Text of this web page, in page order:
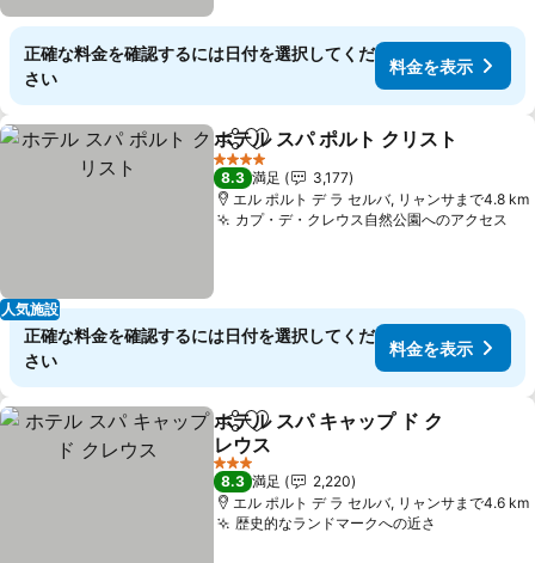
正確な料金を確認するには日付を選択してくだ
さい
料金を表示
人気施設
シェアお気に入りに追加
ホテル スパ ポルト クリスト
4 ホテルのランク
8.3 満足
3,177
エル ポルト デ ラ セルバ, リャンサまで4.8 km
カプ・デ・クレウス自然公園へのアクセス
正確な料金を確認するには日付を選択してくだ
さい
料金を表示
シェアお気に入りに追加
ホテル スパ キャップ ド ク
レウス
3 ホテルのランク
8.3 満足
2,220
エル ポルト デ ラ セルバ, リャンサまで4.6 km
歴史的なランドマークへの近さ